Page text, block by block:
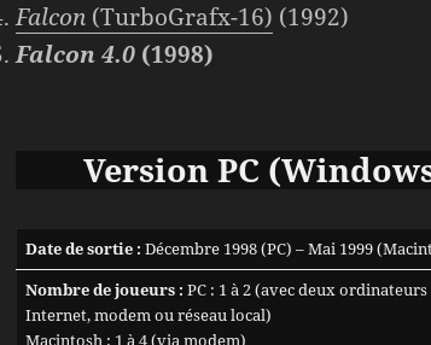
Falcon (TurboGrafx-16) (1992)
Falcon 4.0 (1998)
Version PC
Date de sortie : Décembre 1998 (PC) – Mai 1999
Nombre de joueurs : PC : 1 à 2 (avec deux
Internet, modem ou réseau local)
Macintosh : 1 à 4 (via modem)